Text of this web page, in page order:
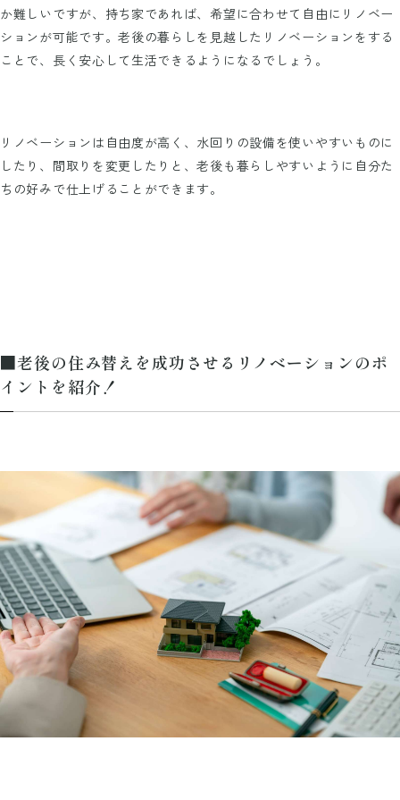
か難しいですが、持ち家であれば、希望に合わせて自由にリノベー
ションが可能です。老後の暮らしを見越したリノベーションをする
ことで、長く安心して生活できるようになるでしょう。
リノベーションは自由度が高く、水回りの設備を使いやすいものに
したり、間取りを変更したりと、老後も暮らしやすいように自分た
ちの好みで仕上げることができます。
■老後の住み替えを成功させるリノベーションのポ
イントを紹介！